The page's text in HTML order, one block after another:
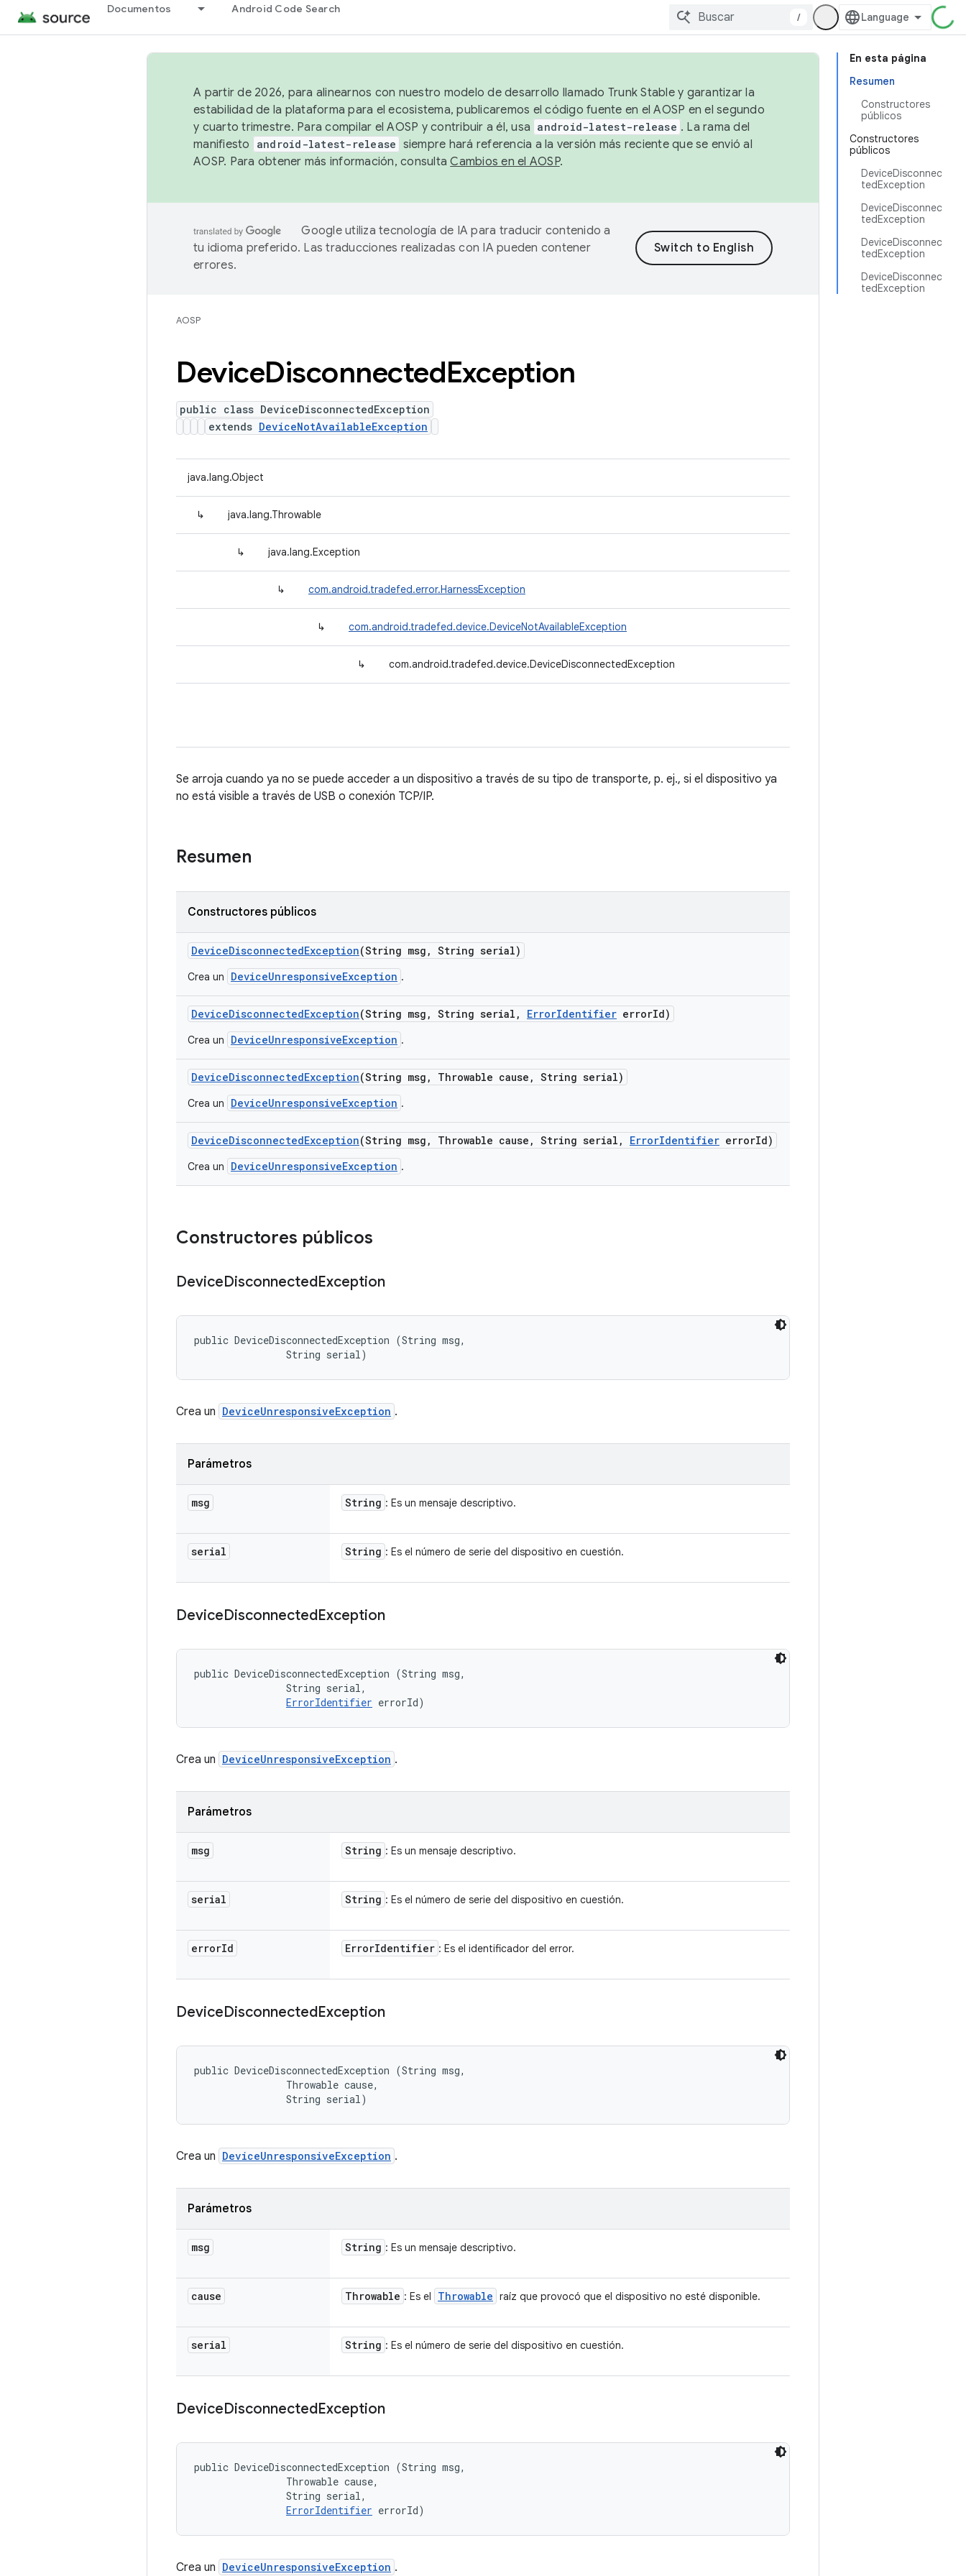
Documentos Android Code Search
/
En esta página
Resumen
Constructores
públicos
Constructores
públicos
DeviceDisconnec
tedException
DeviceDisconnec
tedException
DeviceDisconnec
tedException
DeviceDisconnec
tedException
A partir de 2026, para alinearnos con nuestro modelo de desarrollo llamado Trunk Stable y garantizar la
estabilidad de la plataforma para el ecosistema, publicaremos el código fuente en el AOSP en el segundo
y cuarto trimestre. Para compilar el AOSP y contribuir a él, usa android-latest-release . La rama del
manifiesto
android-latest-release siempre hará referencia a la versión más reciente que se envió al
AOSP. Para obtener más información, consultaCambios en el AOSP.
Google utiliza tecnología de IA para traducir contenido a
tu idioma preferido. Las traducciones realizadas con IA pueden contener
errores.
AOSP
DeviceDisconnectedException
public class DeviceDisconnectedException
extends DeviceNotAvailableException
java.lang.Object
↳ java.lang.Throwable
↳ java.lang.Exception
↳ com.android.tradefed.error.HarnessException
↳ com.android.tradefed.device.DeviceNotAvailableException
↳ com.android.tradefed.device.DeviceDisconnectedException
Se arroja cuando ya no se puede acceder a un dispositivo a través de su tipo de transporte, p. ej., si el dispositivo ya
no está visible a través de USB o conexión TCP/IP.
Resumen
Constructores públicos
DeviceDisconnectedException(String msg , String serial)
Crea un DeviceUnresponsiveException .
DeviceDisconnectedException(String msg , String serial , ErrorIdentifier errorId)
Crea un DeviceUnresponsiveException .
DeviceDisconnectedException(String msg , Throwable cause , String serial)
Crea un DeviceUnresponsiveException .
DeviceDisconnectedException(String msg , Throwable cause , String serial , ErrorIdentifier errorId)
Crea un DeviceUnresponsiveException .
Constructores públicos
DeviceDisconnectedException
public DeviceDisconnectedException (String msg,
                String serial)
Crea un DeviceUnresponsiveException .
Parámetros
msg String : Es un mensaje descriptivo.
serial String : Es el número de serie del dispositivo en cuestión.
DeviceDisconnectedException
public DeviceDisconnectedException (String msg,
                String serial,
ErrorIdentifier errorId)
Crea un DeviceUnresponsiveException .
Parámetros
msg String : Es un mensaje descriptivo.
serial String : Es el número de serie del dispositivo en cuestión.
errorId ErrorIdentifier : Es el identificador del error.
DeviceDisconnectedException
public DeviceDisconnectedException (String msg,
                Throwable cause,
                String serial)
Crea un DeviceUnresponsiveException .
Parámetros
msg String : Es un mensaje descriptivo.
cause Throwable : Es el Throwable raíz que provocó que el dispositivo no esté disponible.
serial String : Es el número de serie del dispositivo en cuestión.
DeviceDisconnectedException
public DeviceDisconnectedException (String msg,
                Throwable cause,
                String serial,
ErrorIdentifier errorId)
Crea un DeviceUnresponsiveException .